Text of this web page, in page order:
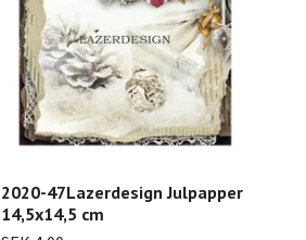
2020-47Lazerdesign Julpapper
14,5x14,5 cm